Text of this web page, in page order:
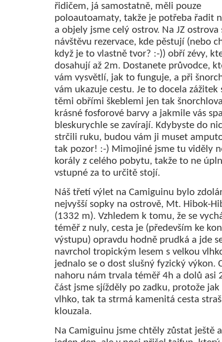
řidičem, já samostatně, měli pouze
poloautoamaty, takže je potřeba řadit
a objely jsme celý ostrov. Na JZ ostrova
návštěvu rezervace, kde pěstují (nebo
když je to vlastně tvor? :-)) obří zévy,
dosahují až 2m. Dostanete průvodce,
vám vysvětlí, jak to funguje, a při
vám ukazuje cestu. Je to docela zážitek
těmi obřími škeblemi jen tak
krásné fosforové barvy a jakmile vás
bleskurychle se zavírají. Kdybyste do
strčili ruku, budou vám ji muset
tak pozor! :-) Mimojiné jsme tu viděly
korály z celého pobytu, takže to ne
vstupné za to určitě stojí.
Náš třetí výlet na Camiguinu bylo
nejvyšší sopky na ostrově, Mt. Hibok-
(1332 m). Vzhledem k tomu, že se
téměř z nuly, cesta je (především ke
výstupu) opravdu hodně prudká a jde
navrchol tropickým lesem s velkou
jednalo se o dost slušný fyzický výkon.
nahoru nám trvala téměř 4h a dolů asi
část jsme sjížděly po zadku, protože
vlhko, tak ta strmá kamenitá cesta
klouzala.
Na Camiguinu jsme chtěly zůstat ještě